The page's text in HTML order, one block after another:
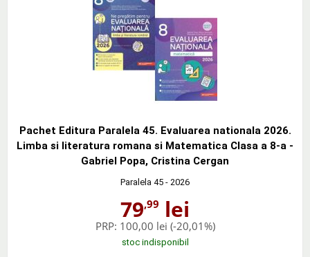
Pachet Editura Paralela 45. Evaluarea nationala 2026.
Limba si literatura romana si Matematica Clasa a 8-a -
Gabriel Popa, Cristina Cergan
Paralela 45 - 2026
79,99 lei
PRP: 100,00 lei (-20,01%)
stoc indisponibil